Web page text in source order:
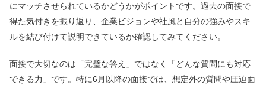
にマッチさせられているかどうかがポイントです。過去の面接で
得た気付きを振り返り、企業ビジョンや社風と自分の強みやスキ
ルを結び付けて説明できているか確認してみてください。
面接で大切なのは「完璧な答え」ではなく「どんな質問にも対応
できる力」です。特に6月以降の面接では、想定外の質問や圧迫面